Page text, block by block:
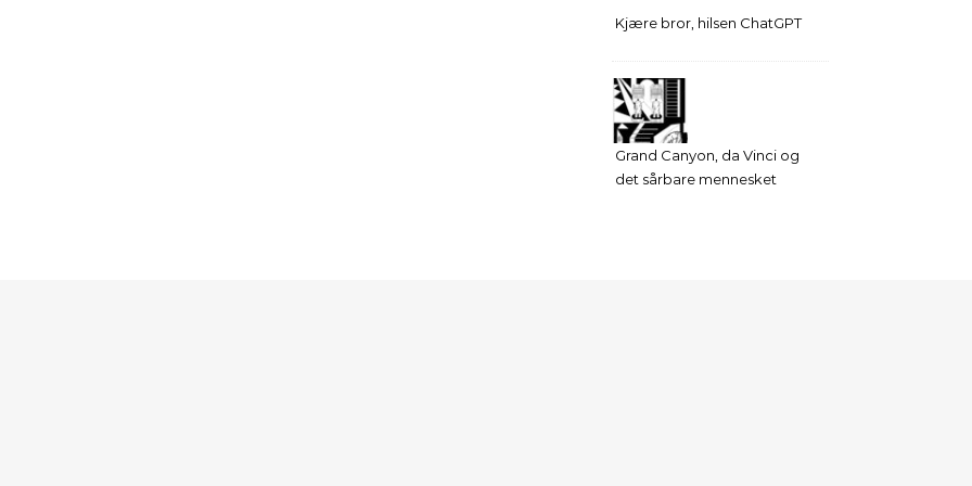
Kjære bror, hilsen ChatGPT
Grand Canyon, da Vinci og
det sårbare mennesket